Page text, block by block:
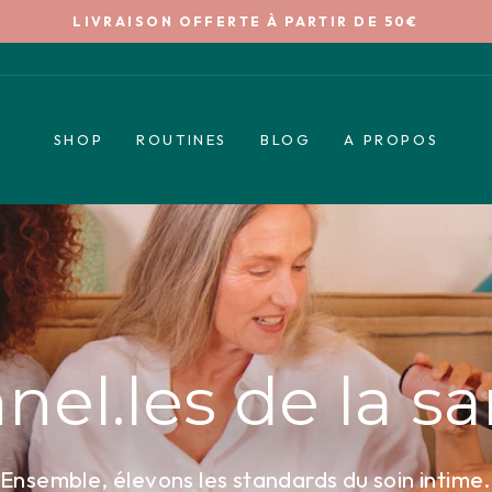
Diaporama
LIVRAISON OFFERTE À PARTIR DE 50€
SHOP ROUTINES BLOG A PROPOS
de la
Ensemble, élevons les standards du soin intime.